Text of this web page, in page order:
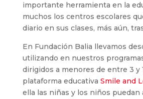
importante herramienta en la
muchos los centros escolares
diario en sus clases, más aún,
En Fundación Balia llevamos
utilizando en nuestros
dirigidos a menores de entre 3 y
plataforma educativa Smile and
ella las niñas y los niños puedan